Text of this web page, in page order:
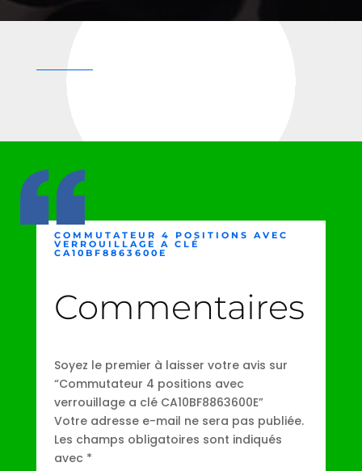
COMMUTATEUR 4 POSITIONS AVEC
VERROUILLAGE A CLÉ
CA10BF8863600E
Commentaires
Soyez le premier à laisser votre avis sur
“Commutateur 4 positions avec
verrouillage a clé CA10BF8863600E”
Votre adresse e-mail ne sera pas publiée.
Les champs obligatoires sont indiqués
avec *